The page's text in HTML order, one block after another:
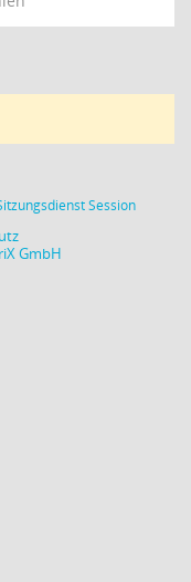
Session(Wird in
GmbH